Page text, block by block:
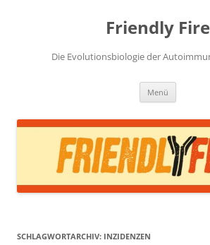
Friendly Fire
Die Evolutionsbiologie der
Menü
SCHLAGWORTARCHIV: INZIDENZEN